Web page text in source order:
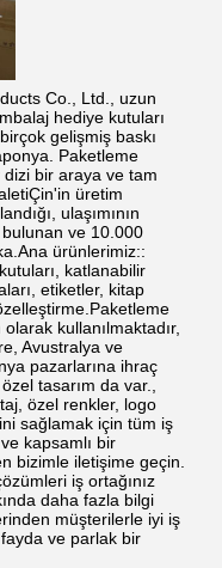
Co., Ltd., uzun
hediye kutuları
gelişmiş baskı
Paketleme
bir araya ve tam
üretim
ulaşımının
ve 10.000
ürünlerimiz::
katlanabilir
etiketler, kitap
kullanılmaktadır,
Avustralya ve
pazarlarına ihraç
tasarım da var.,
özel renkler, logo
sağlamak için tüm iş
kapsamlı bir
bizimle iletişime geçin.
iş ortağınız
daha fazla bilgi
müşterilerle iyi iş
fayda ve parlak bir